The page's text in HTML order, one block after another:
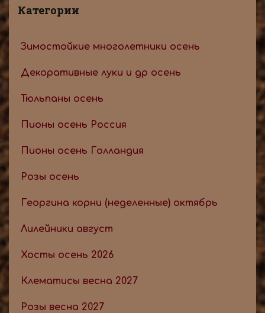
Категории
Зимостойкие многолетники осень
Декоративные луки и др осень
Тюльпаны осень
Пионы осень Россия
Пионы осень Голландия
Розы осень
Георгина корни (неделенные) октябрь
Лилейники август
Хосты осень 2026
Клематисы весна 2027
Розы весна 2027